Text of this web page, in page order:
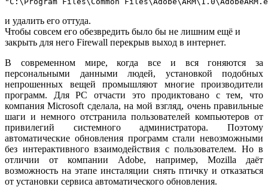
и удалить его оттуда.
Чтобы совсем его обезвредить было бы не лишним ещё и
закрыть для него Firewall перекрыв выход в интернет.
В современном мире, когда все и вся гоняются за
персональными данными людей, установкой подобных
непрошенных вещей промышляют многие производители
программ. Для PC отчасти это продиктовано с тем, что
компания Microsoft сделала, на мой взгляд, очень правильные
шаги и немного отстранила пользователей компьютеров от
привилегий системного администратора. Поэтому
автоматические обновления программ стали невозможными
без интерактивного взаимодействия с пользователем. Но в
отличии от компании Adobe, например, Mozilla даёт
возможность на этапе инсталяции снять птичку и отказаться
от установки сервиса автоматического обновления.